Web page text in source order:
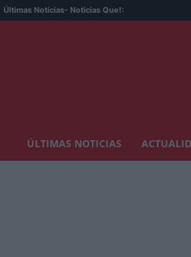
Últimas Noticias- Noticias Que!:
ÚLTIMAS NOTICIAS